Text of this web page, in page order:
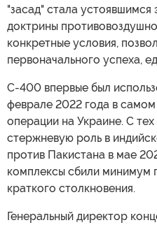
"засад" стала
доктрины
конкретные условия,
первоначального успеха,
С-400 впервые был
феврале 2022 года в
операции на Украине. С
стержневую роль в
против Пакистана в мае
комплексы сбили минимум
краткого столкновения.
Генеральный директор